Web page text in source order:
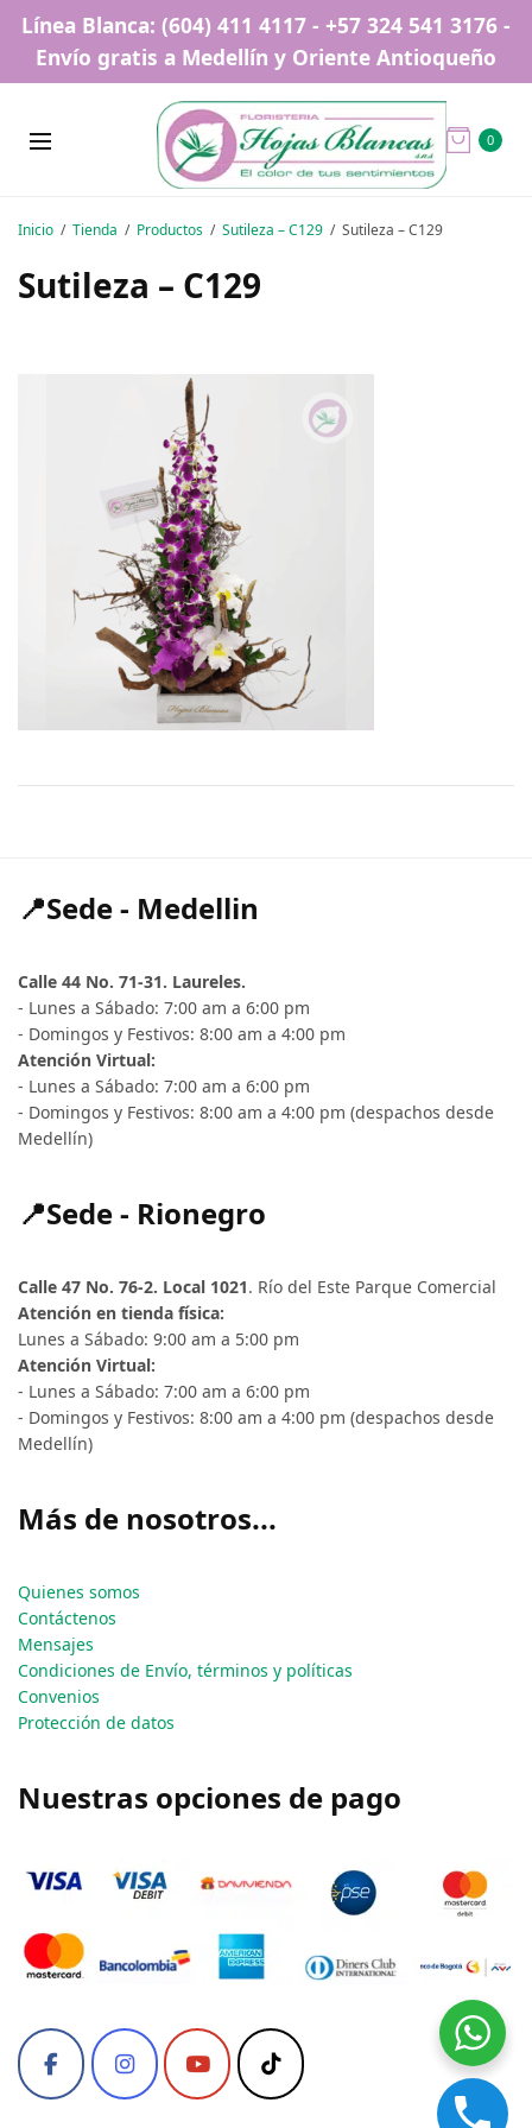
Línea Blanca: (604) 411 4117 - +57 324 541 3176 -
Envío gratis a Medellín y Oriente Antioqueño
0
Inicio Tienda Productos Sutileza – C129 Sutileza – C129
Sutileza – C129
📍Sede - Medellin
Calle 44 No. 71-31. Laureles.
- Lunes a Sábado: 7:00 am a 6:00 pm
- Domingos y Festivos: 8:00 am a 4:00 pm
Atención Virtual:
- Lunes a Sábado: 7:00 am a 6:00 pm
- Domingos y Festivos: 8:00 am a 4:00 pm (despachos desde
Medellín)
📍Sede - Rionegro
Calle 47 No. 76-2. Local 1021. Río del Este Parque Comercial
Atención en tienda física:
Lunes a Sábado: 9:00 am a 5:00 pm
Atención Virtual:
- Lunes a Sábado: 7:00 am a 6:00 pm
- Domingos y Festivos: 8:00 am a 4:00 pm (despachos desde
Medellín)
Más de nosotros...
Quienes somos
Contáctenos
Mensajes
Condiciones de Envío, términos y políticas
Convenios
Protección de datos
Nuestras opciones de pago